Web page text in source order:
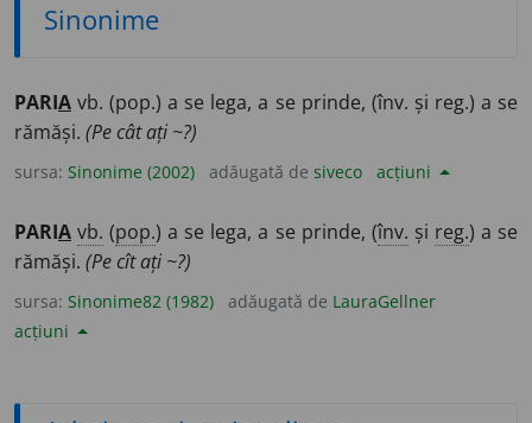
Sinonime
PARIA vb. (pop.) a se lega, a se prinde, (înv. și reg.) a se
rămăși. (Pe cât ați ~?)
sursa: Sinonime (2002) adăugată de siveco acțiuni
PARIA vb. (pop.) a se lega, a se prinde, (înv. și reg.) a se
rămăși. (Pe cît ați ~?)
sursa: Sinonime82 (1982) adăugată de LauraGellner
acțiuni